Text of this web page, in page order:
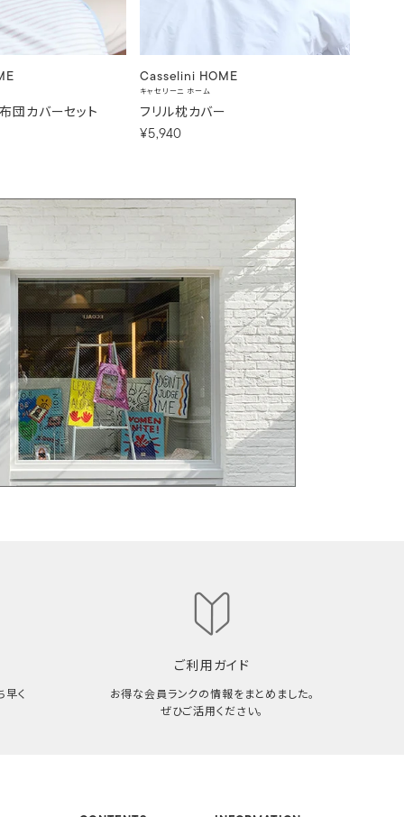
団カバーセット
Casselini HOME
キャセリーニ ホーム
フリル枕カバー
¥5,940
早く
ご利用ガイド
お得な会員ランクの情報をまとめました。
ぜひご活用ください。